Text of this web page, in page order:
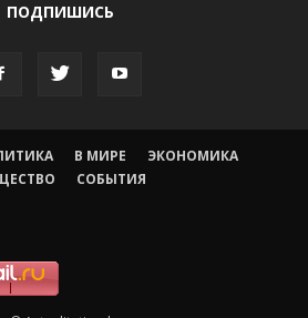
ПОДПИШИСЬ
В МИРЕ
ЭКОНОМИКА
СОБЫТИЯ